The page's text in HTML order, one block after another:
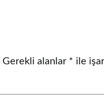
Gerekli alanlar * ile